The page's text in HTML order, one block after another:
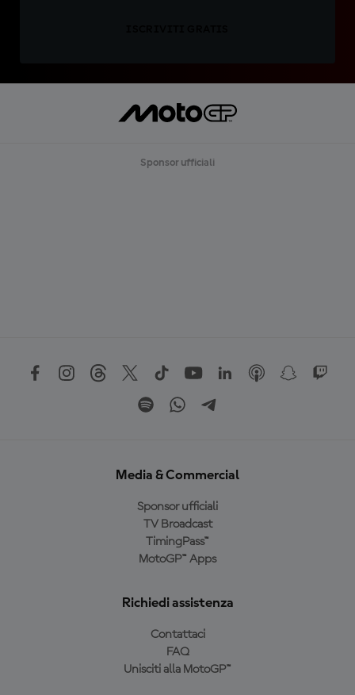
Sponsor ufficiali
Media & Commercial
Sponsor ufficiali
TV Broadcast
TimingPass™
MotoGP™ Apps
Richiedi assistenza
Contattaci
FAQ
Unisciti alla MotoGP™